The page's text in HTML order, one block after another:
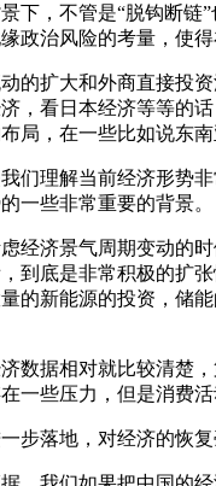
下，不管是“脱钩断
政治风险的考量，使
的扩大和外商直接投
，看日本经济等等的
局，在一些比如说东
们理解当前经济形势
一些非常重要的背景。
经济景气周期变动的
到底是非常积极的扩
的新能源的投资，储
数据相对就比较清楚
一些压力，但是消费
步落地，对经济的恢